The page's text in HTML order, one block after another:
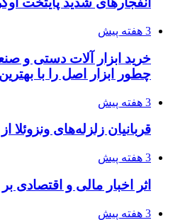
3 هفته پیش
خرید ابزار آلات دستی و
چطور ابزار اصل را با
3 هفته پیش
قربانیان زلزله‌های ونزوئلا از ۵۰۰۰ نفر فراتر رفت
3 هفته پیش
اثر اخبار مالی و اقتصادی
3 هفته پیش